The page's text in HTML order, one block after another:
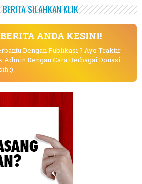
SILAHKAN KLIK
ANDA KESINI!
Dengan Publikasi ? Ayo Traktir
Admin Dengan Cara Berbagai Donasi.
:)